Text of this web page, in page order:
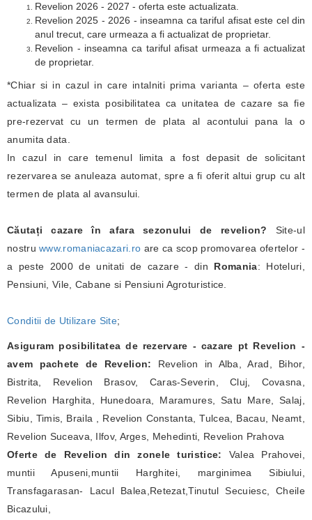
Revelion 2026 - 2027 - oferta este actualizata.
Revelion 2025 - 2026 - inseamna ca tariful afisat este cel din
anul trecut, care urmeaza a fi actualizat de proprietar.
Revelion - inseamna ca tariful afisat urmeaza a fi actualizat
de proprietar.
*Chiar si in cazul in care intalniti prima varianta – oferta este
actualizata – exista posibilitatea ca unitatea de cazare sa fie
pre-rezervat cu un termen de plata al acontului pana la o
anumita data.
In cazul in care temenul limita a fost depasit de solicitant
rezervarea se anuleaza automat, spre a fi oferit altui grup cu alt
termen de plata al avansului.
Căutați cazare în afara sezonului de revelion? Site-ul
nostruwww.romaniacazari.ro are ca scop promovarea ofertelor -
a peste 2000 de unitati de cazare - din Romania: Hoteluri,
Pensiuni, Vile, Cabane si Pensiuni Agroturistice.
Conditii de Utilizare Site;
Asiguram posibilitatea de rezervare - cazare pt Revelion -
avem pachete de Revelion: Revelion in Alba, Arad, Bihor,
Bistrita, Revelion Brasov, Caras-Severin, Cluj, Covasna,
Revelion Harghita, Hunedoara, Maramures, Satu Mare, Salaj,
Sibiu, Timis, Braila , Revelion Constanta, Tulcea, Bacau, Neamt,
Revelion Suceava, Ilfov, Arges, Mehedinti, Revelion Prahova
Oferte de Revelion din zonele turistice: Valea Prahovei,
muntii Apuseni,muntii Harghitei, marginimea Sibiului,
Transfagarasan- Lacul Balea,Retezat,Tinutul Secuiesc, Cheile
Bicazului,